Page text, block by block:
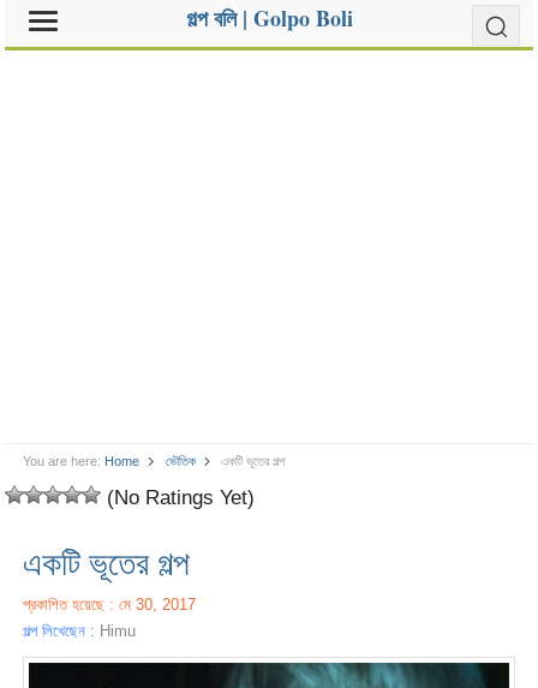
গল্প বলি | Golpo Boli
You are here: Home ভৌতিক একটি ভূতের গল্প
(No Ratings Yet)
একটি ভূতের গল্প
প্রকাশিত হয়েছে : মে 30, 2017
গল্প লিখেছেন : Himu